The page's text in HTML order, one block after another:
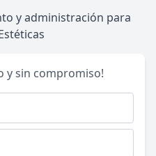
y administración para
y sin compromiso!